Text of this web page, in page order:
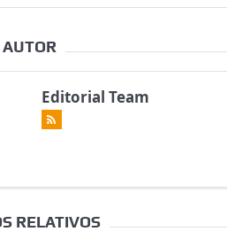
Editorial Team
RELATIVOS